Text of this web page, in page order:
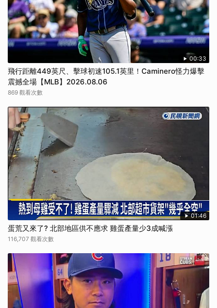
00:33
飛行距離449英尺、擊球初速105.1英里！Caminero怪力爆擊
震撼全場【MLB】2026.08.06
869 觀看次數
01:46
蛋荒又來了? 北部地區供不應求 雞蛋產量少3成喊漲
116,707 觀看次數